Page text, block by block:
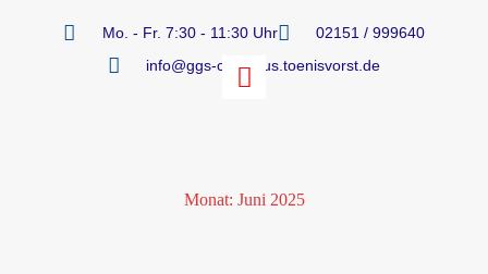
Mo. - Fr. 7:30 - 11:30 Uhr
02151 / 999640
info@ggs-cornelius.toenisvorst.de
Monat: Juni 2025